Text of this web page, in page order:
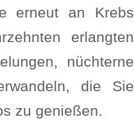
erneut an Krebs
erlangten
nüchterne
die Sie
zu genießen.